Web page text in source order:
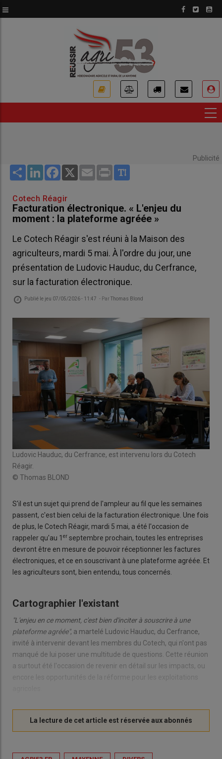
au
Publicité
Share LinkedInFacebook
X Email Print
Cotech Réagir
Facturation électronique. « L'enjeu du
moment : la plateforme agréée »
Le Cotech Réagir s'est réuni à la Maison des
agriculteurs, mardi 5 mai. À l'ordre du jour, une
présentation de Ludovic Hauduc, du Cerfrance,
sur la facturation électronique.
Publié le jeu 07/05/2026 - 11:47 - ParThomas Blond
Ludovic Hauduc, du Cerfrance, est intervenu lors du Cotech
Réagir.
© Thomas BLOND
S'il est un sujet qui prend de l'ampleur au fil que les semaines
passent, c'est bien celui de la facturation électronique. Une fois
de plus, le Cotech Réagir, mardi 5 mai, a été l'occasion de
rappeler qu'au 1 er septembre prochain, toutes les entreprises
devront être en mesure de pouvoir réceptionner les factures
électroniques, et ce en souscrivant à une plateforme agréée. Et
les agriculteurs sont, bien entendu, tous concernés.
Cartographier l'existant
"L'enjeu en ce moment, c'est bien d'inciter à souscrire à une
plateforme agréée", a martelé Ludovic Hauduc, du Cerfrance,
invité à intervenir devant les membres du Cotech, qui n'ont pas
manqué de lui poser une multitude de questions. Cette réunion
a surtout été l'occasion de revenir en détail sur les impacts, ou